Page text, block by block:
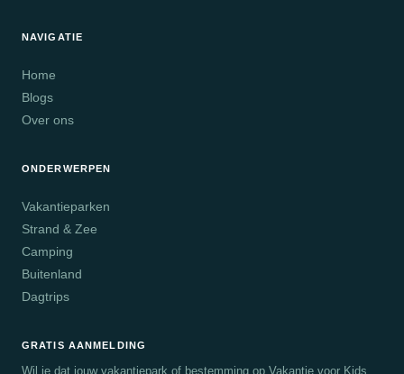
NAVIGATIE
Home
Blogs
Over ons
ONDERWERPEN
Vakantieparken
Strand & Zee
Camping
Buitenland
Dagtrips
GRATIS AANMELDING
Wil je dat jouw vakantiepark of bestemming op Vakantie voor Kids